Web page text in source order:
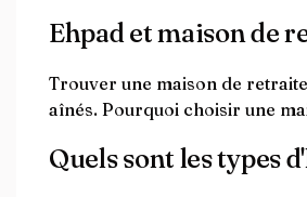
Ehpad et maison de
Trouver une maison de
aînés. Pourquoi choisir une
Quels sont les types